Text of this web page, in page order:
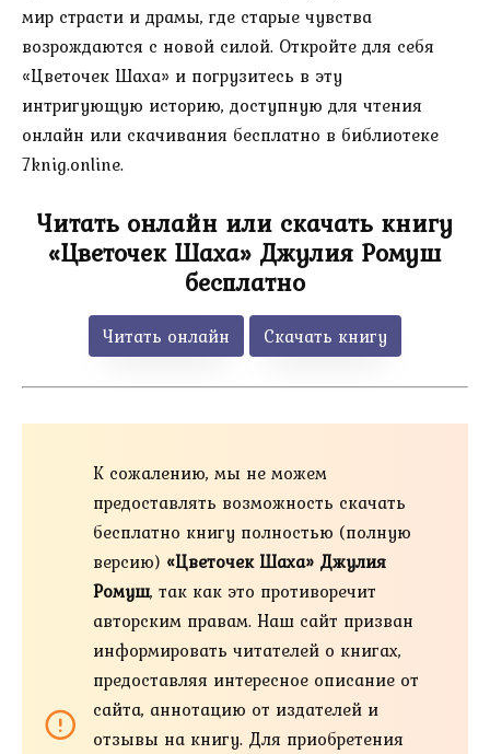
мир страсти и драмы, где старые чувства
возрождаются с новой силой. Откройте для себя
«Цветочек Шаха» и погрузитесь в эту
интригующую историю, доступную для чтения
онлайн или скачивания бесплатно в библиотеке
7knig.online.
Читать онлайн или скачать книгу
«Цветочек Шаха» Джулия Ромуш
бесплатно
Читать онлайн Скачать книгу
К сожалению, мы не можем
предоставлять возможность скачать
бесплатно книгу полностью (полную
версию) «Цветочек Шаха» Джулия
Ромуш, так как это противоречит
авторским правам. Наш сайт призван
информировать читателей о книгах,
предоставляя интересное описание от
сайта, аннотацию от издателей и
отзывы на книгу. Для приобретения